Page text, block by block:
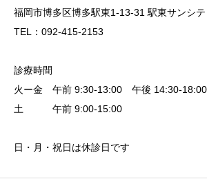
福岡市博多区博多駅東1-13-31 駅東サンシ
TEL：092-415-2153
診療時間
火ー金 午前 9:30-13:00 午後 14:30-18:00
土 午前 9:00-15:00
日・月・祝日は休診日です